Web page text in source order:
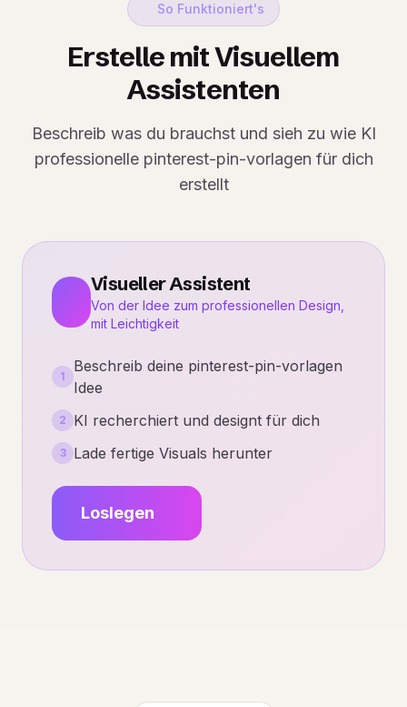
So Funktioniert's
Erstelle mit Visuellem
Assistenten
Beschreib was du brauchst und sieh zu wie KI
professionelle pinterest-pin-vorlagen für dich
erstellt
Visueller Assistent
Von der Idee zum professionellen Design,
mit Leichtigkeit
1
Beschreib deine pinterest-pin-vorlagen
Idee
2 KI recherchiert und designt für dich
3 Lade fertige Visuals herunter
Loslegen